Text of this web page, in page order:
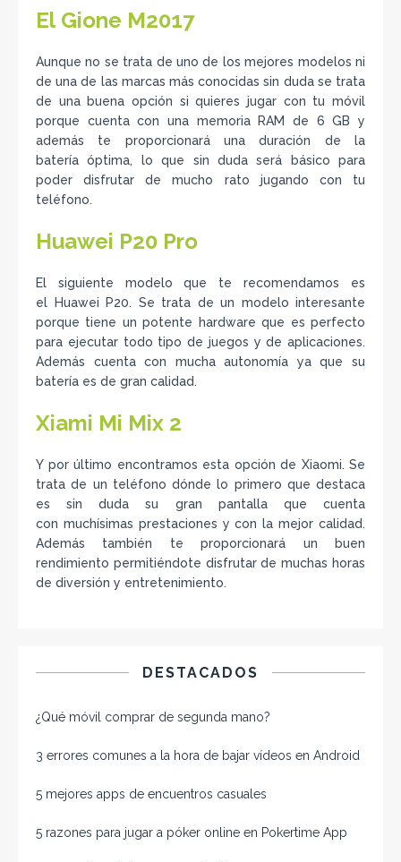
El Gione M2017
Aunque no se trata de uno de los mejores modelos ni
de una de las marcas más conocidas sin duda se trata
de una buena opción si quieres jugar con tu móvil
porque cuenta con una memoria RAM de 6 GB y
además te proporcionará una duración de la
batería óptima, lo que sin duda será básico para
poder disfrutar de mucho rato jugando con tu
teléfono.
Huawei P20 Pro
El siguiente modelo que te recomendamos es
el Huawei P20. Se trata de un modelo interesante
porque tiene un potente hardware que es perfecto
para ejecutar todo tipo de juegos y de aplicaciones.
Además cuenta con mucha autonomía ya que su
batería es de gran calidad.
Xiami Mi Mix 2
Y por último encontramos esta opción de Xiaomi. Se
trata de un teléfono dónde lo primero que destaca
es sin duda su gran pantalla que cuenta
con muchísimas prestaciones y con la mejor calidad.
Además también te proporcionará un buen
rendimiento permitiéndote disfrutar de muchas horas
de diversión y entretenimiento.
DESTACADOS
¿Qué móvil comprar de segunda mano​?
3 errores comunes a la hora de bajar vídeos en Android
5 mejores apps de encuentros casuales
5 razones para jugar a póker online en Pokertime App